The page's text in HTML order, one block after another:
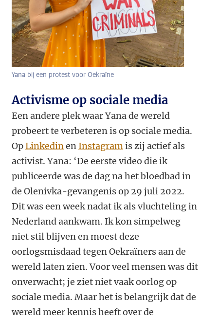
Yana bij een protest voor Oekraïne
Activisme op sociale media
Een andere plek waar Yana de wereld
probeert te verbeteren is op sociale media.
OpLinkedinen Instagramis zij actief als
activist. Yana: ‘De eerste video die ik
publiceerde was de dag na het bloedbad in
de Olenivka-gevangenis op 29 juli 2022.
Dit was een week nadat ik als vluchteling in
Nederland aankwam. Ik kon simpelweg
niet stil blijven en moest deze
oorlogsmisdaad tegen Oekraïners aan de
wereld laten zien. Voor veel mensen was dit
onverwacht; je ziet niet vaak oorlog op
sociale media. Maar het is belangrijk dat de
wereld meer kennis heeft over de